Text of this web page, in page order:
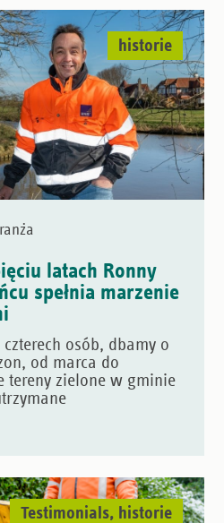
historie
latach Ronny
spełnia marzenie
czterech osób, dbamy o
od marca do
tereny zielone w gminie
Testimonials, historie